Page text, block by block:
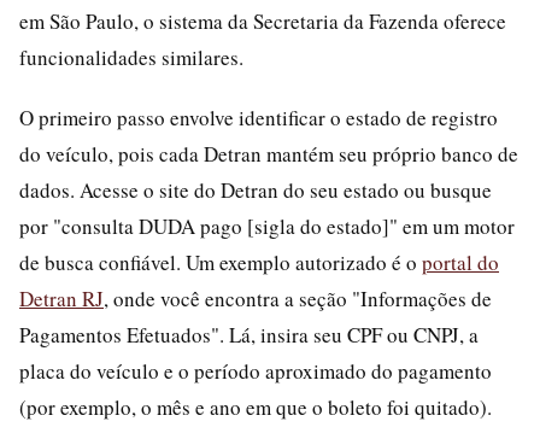
em São Paulo, o sistema da Secretaria da Fazenda oferece
funcionalidades similares.
O primeiro passo envolve identificar o estado de registro
do veículo, pois cada Detran mantém seu próprio banco de
dados. Acesse o site do Detran do seu estado ou busque
por "consulta DUDA pago [sigla do estado]" em um motor
de busca confiável. Um exemplo autorizado é o portal do
Detran RJ, onde você encontra a seção "Informações de
Pagamentos Efetuados". Lá, insira seu CPF ou CNPJ, a
placa do veículo e o período aproximado do pagamento
(por exemplo, o mês e ano em que o boleto foi quitado).